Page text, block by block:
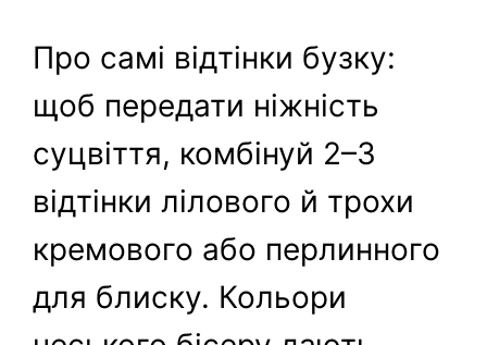
Про самі відтінки бузку:
щоб передати ніжність
суцвіття, комбінуй 2–3
відтінки лілового й трохи
кремового або перлинного
для блиску. Кольори